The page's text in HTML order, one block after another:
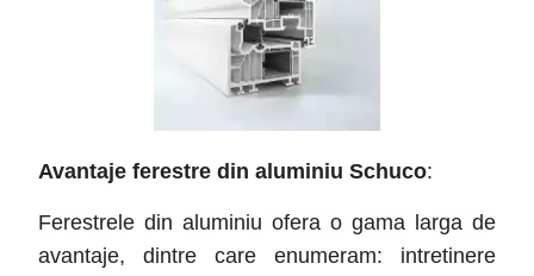
Avantaje ferestre din aluminiu Schuco:
Ferestrele din aluminiu ofera o gama larga de
avantaje, dintre care enumeram: intretinere